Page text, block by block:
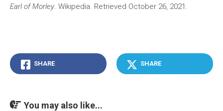
Earl of Morley. Wikipedia. Retrieved October 26, 2021.
SHARE SHARE
You may also like...